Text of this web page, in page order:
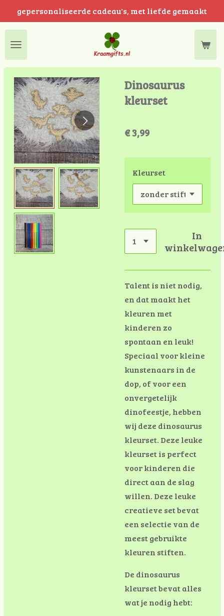
naar
hoofdinhoud
gepersonaliseerde cadeau's, met liefde gemaakt
Dinosaurus
kleurset
€ 3,99
Kleurset
In
Talent is niet nodig,
en dat maakt het
kleuren met
kinderen zo
spontaan en leuk!
Speciaal voor kleine
kunstenaars in de
dop, of voor een
onvergetelijk
dinofeestje, hebben
wij deze dinosaurus
kleurset. Deze leuke
kleurset is perfect
voor kinderen die
direct aan de slag
willen. Deze leuke
creatieve set bevat
een selectie van de
meest gebruikte
kleuren stiften.
De dinosaurus
kleurset bevat alles
wat je nodig hebt: